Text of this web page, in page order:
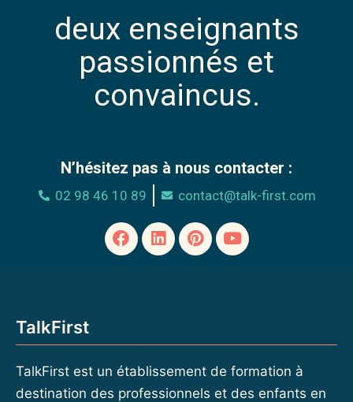
deux enseignants
passionnés et
convaincus.
N’hésitez pas à nous contacter :
02 98 46 10 89 contact@talk-first.com
TalkFirst
TalkFirst est un établissement de formation à
destination des professionnels et des enfants en